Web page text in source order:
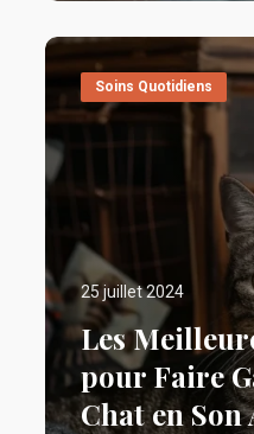
Soins Quotidiens
25 juillet 2024
Les
pour Faire
Chat en Son